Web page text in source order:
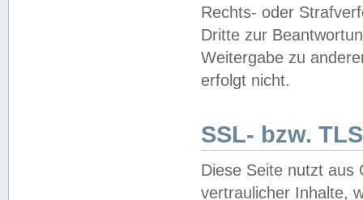
Rechts- oder
Dritte zur
Weitergabe zu
erfolgt nicht.
SSL- bzw.
Diese Seite nutzt aus
vertraulicher Inhalte,